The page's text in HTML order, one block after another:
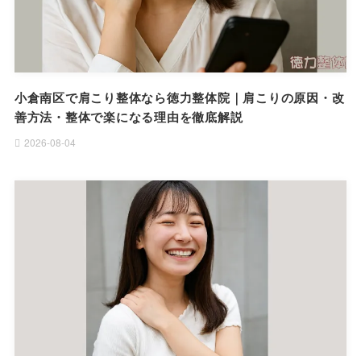
小倉南区で肩こり整体なら徳力整体院｜肩こりの原因・改
善方法・整体で楽になる理由を徹底解説
2026-08-04